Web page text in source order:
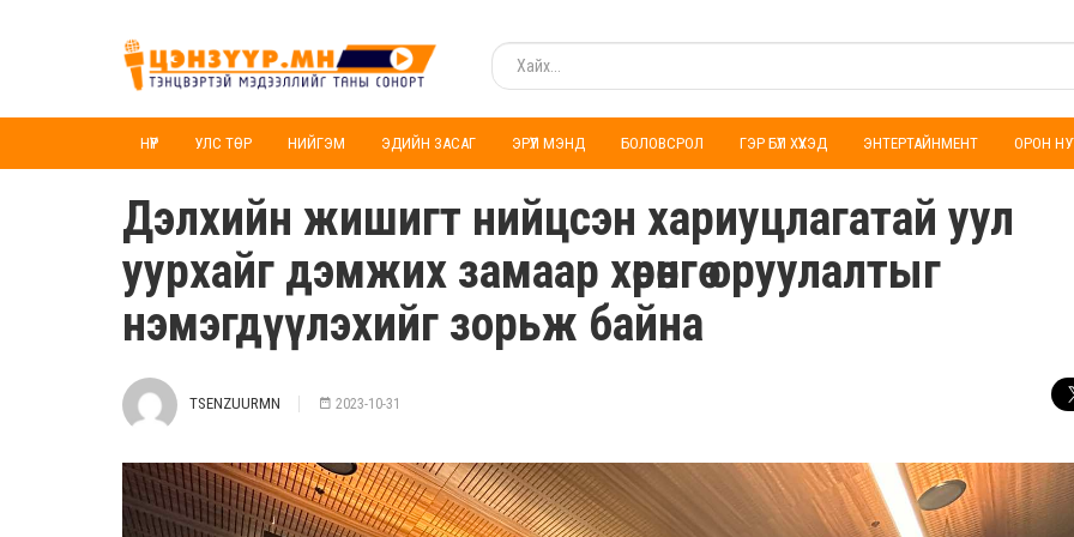
НҮҮР УЛС ТӨР НИЙГЭМ ЭДИЙН ЗАСАГ ЭРҮҮЛ МЭНД БОЛОВСРОЛ ГЭР БҮЛ ХҮҮХЭД ЭНТЕРТАЙНМЕНТ ОРОН
Дэлхийн жишигт нийцсэн хариуцлагатай уул
уурхайг дэмжих замаар хөрөнгө оруулалтыг
нэмэгдүүлэхийг зорьж байна
TSENZUURMN 2023-10-31